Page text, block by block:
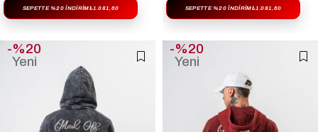
SEPETTE %20 İNDIRIM₺1.081,60 SEPETTE %20 İNDIRIM₺1.081,60
%20
Yeni
%20
Yeni